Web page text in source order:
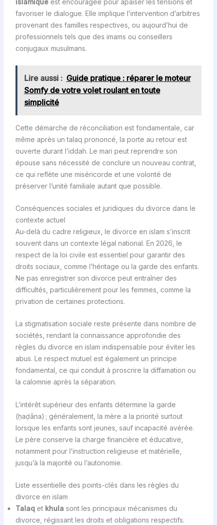
islamiqueest encouragée pour apaiser les tensions et
favoriser le dialogue. Elle implique l’intervention d’arbitres
provenant des familles respectives, ou aujourd’hui de
professionnels tels que des imams ou conseillers
conjugaux musulmans.
Lire aussi : Guide pratique : réparer le moteur
Somfy de votre volet roulant en toute
simplicité
Cette démarche de réconciliation est fondamentale, car
même après un talaq prononcé, la porte au retour est
ouverte durant l’iddah. Le mari peut reprendre son
épouse sans nécessité de conclure un nouveau contrat,
ce qui reflète une miséricorde et une volonté de
préserver l’unité familiale autant que possible.
Conséquences sociales et juridiques du divorce dans le
contexte actuel
Au-delà du cadre religieux, le divorce en islam s’inscrit
souvent dans un contexte légal national. En 2026, le
respect de la loi civile est essentiel pour garantir des
droits sociaux, comme l’héritage ou la garde des enfants.
Ne pas enregistrer son divorce peut entraîner des
difficultés, particulièrement pour les femmes, comme la
privation de certaines protections.
La stigmatisation sociale reste présente dans nombre de
sociétés, rendant la connaissance approfondie des
règles du divorce en islam indispensable pour éviter les
abus. Le respect mutuel est également un principe
fondamental, ce qui conduit à proscrire la diffamation ou
la calomnie après la séparation.
L’intérêt supérieur des enfants détermine la garde
(ḥaḍāna) ; généralement, la mère a la priorité surtout
lorsque les enfants sont jeunes, sauf incapacité avérée.
Le père conserve la charge financière et éducative,
notamment pour l’instruction religieuse et matérielle,
jusqu’à la majorité ou l’autonomie.
Liste essentielle des points-clés dans les règles du
divorce en islam
Talaqet khula sont les principaux mécanismes du
divorce, régissant les droits et obligations respectifs.